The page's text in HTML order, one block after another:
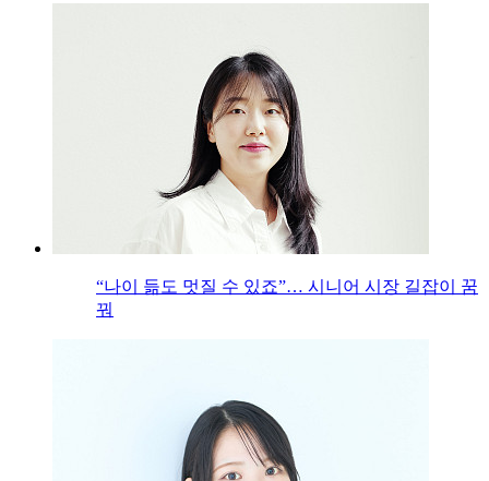
“나이 듦도 멋질 수 있죠”… 시니어 시장 길잡이 꿈
꿔